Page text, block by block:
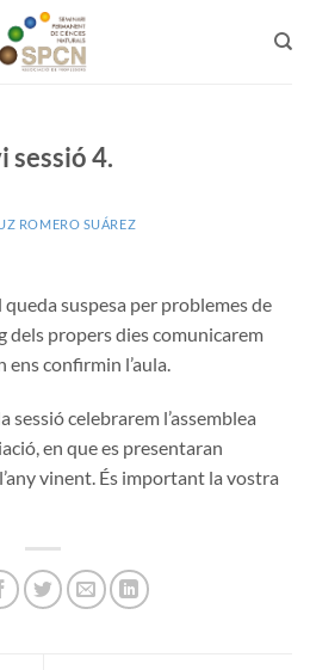
4.
ROMERO SUÁREZ
queda suspesa per problemes de
dels propers dies comunicarem
confirmin l’aula.
sessió celebrarem l’assemblea
en que es presentaran
vinent. És important la vostra